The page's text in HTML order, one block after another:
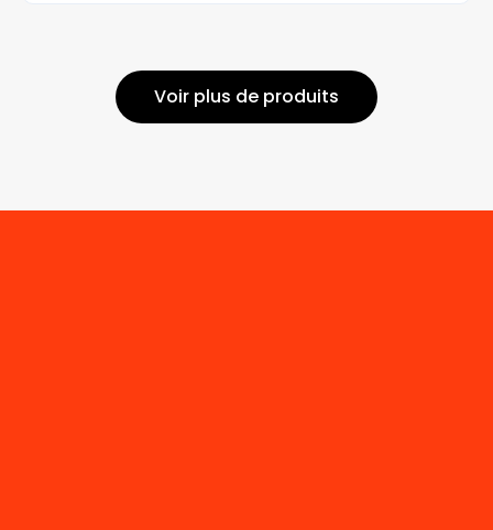
Voir plus de produits